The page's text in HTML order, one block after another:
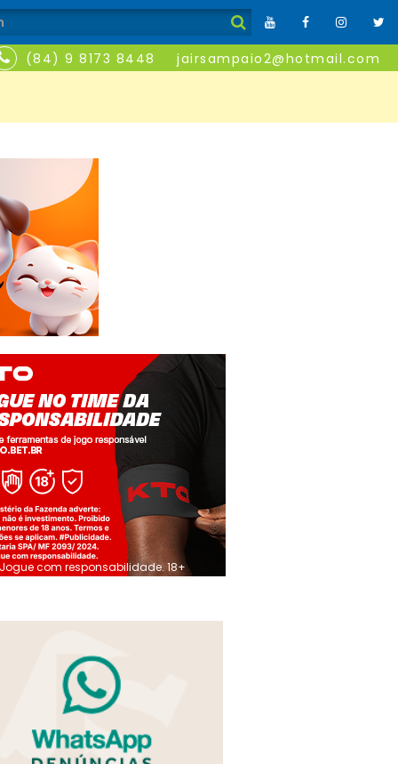
(84) 9 8173 8448 jairsampaio2@hotmail.com
Jogue com responsabilidade. 18+